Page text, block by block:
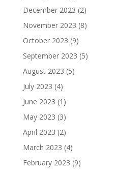
December 2023 (2)
November 2023 (8)
October 2023 (9)
September 2023 (5)
August 2023 (5)
July 2023 (4)
June 2023 (1)
May 2023 (3)
April 2023 (2)
March 2023 (4)
February 2023 (9)